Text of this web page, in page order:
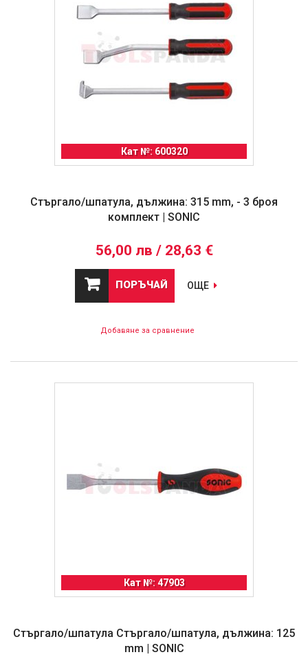
Кат №: 600320
Стъргало/шпатула, дължина: 315 mm, - 3 броя
комплект | SONIC
56,00 лв / 28,63 €
ПОРЪЧАЙ ОЩЕ
Добавяне за сравнение
Кат №: 47903
Стъргало/шпатула Стъргало/шпатула, дължина: 125
mm | SONIC